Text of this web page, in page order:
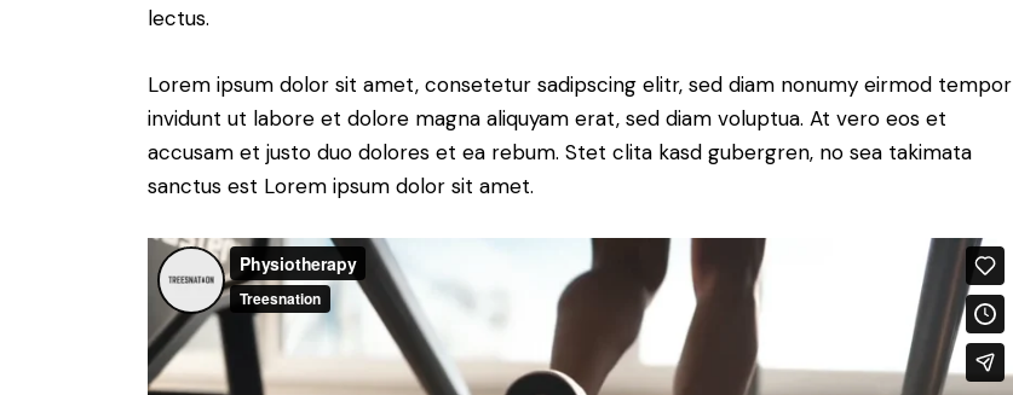
lectus.
Lorem ipsum dolor sit amet, consetetur sadipscing elitr, sed diam nonumy eirmod tempor
invidunt ut labore et dolore magna aliquyam erat, sed diam voluptua. At vero eos et
accusam et justo duo dolores et ea rebum. Stet clita kasd gubergren, no sea takimata
sanctus est Lorem ipsum dolor sit amet.